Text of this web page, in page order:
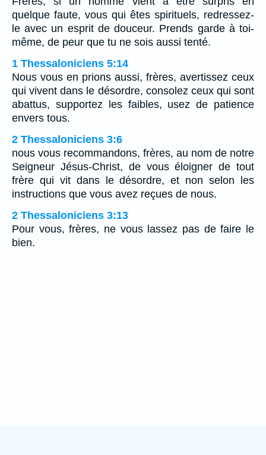
quelque faute, vous qui êtes spirituels, redressez-
le avec un esprit de douceur. Prends garde à toi-
même, de peur que tu ne sois aussi tenté.
1 Thessaloniciens 5:14
Nous vous en prions aussi, frères, avertissez ceux
qui vivent dans le désordre, consolez ceux qui sont
abattus, supportez les faibles, usez de patience
envers tous.
2 Thessaloniciens 3:6
nous vous recommandons, frères, au nom de notre
Seigneur Jésus-Christ, de vous éloigner de tout
frère qui vit dans le désordre, et non selon les
instructions que vous avez reçues de nous.
2 Thessaloniciens 3:13
Pour vous, frères, ne vous lassez pas de faire le
bien.